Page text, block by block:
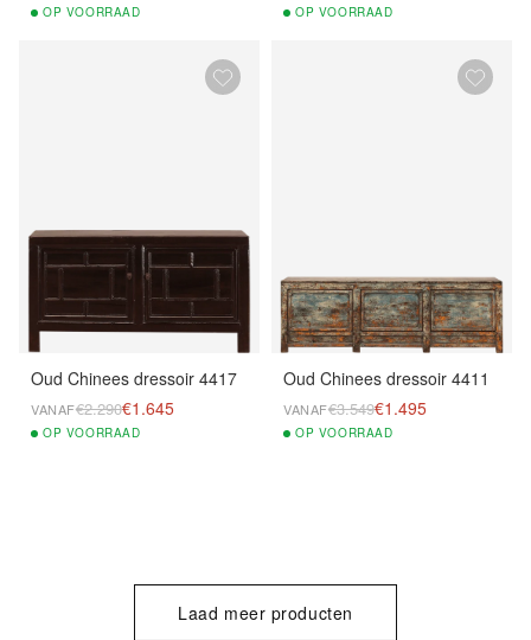
OP VOORRAAD OP VOORRAAD
Oud Chinees dressoir 4417
VANAF€2.290€1.645
OP VOORRAAD
Oud Chinees dressoir 4411
VANAF€3.549€1.495
OP VOORRAAD
Laad meer producten